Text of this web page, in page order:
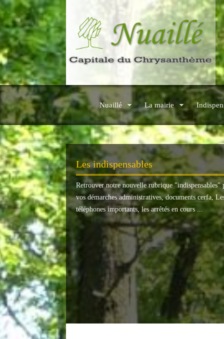
Nuaillé La mairie
Les indispensables
Retrouver notre nouvelle rubrique "indispensables"
vos démarches administratives, documents cerfa,
téléphones importants, les arrêtés en cours ...